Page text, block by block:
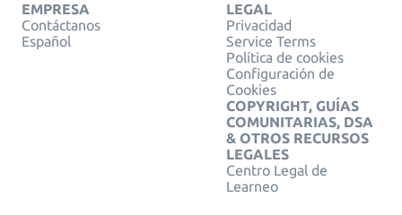
EMPRESA
Contáctanos
Español
LEGAL
Privacidad
Service Terms
Política de cookies
Configuración de
Cookies
COPYRIGHT, GUÍAS
COMUNITARIAS, DSA
& OTROS RECURSOS
LEGALES
Centro Legal de
Learneo